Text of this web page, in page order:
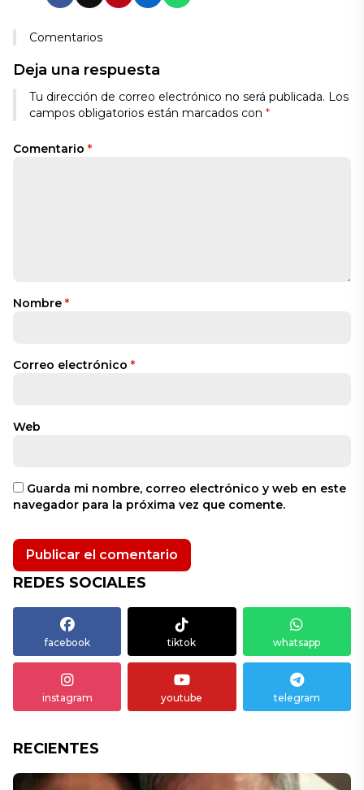
Comentarios
Deja una respuesta
Tu dirección de correo electrónico no será publicada. Los
campos obligatorios están marcados con *
Comentario *
Nombre *
Correo electrónico *
Web
Guarda mi nombre, correo electrónico y web en este
navegador para la próxima vez que comente.
REDES SOCIALES
facebook tiktok whatsapp
instagram youtube telegram
RECIENTES